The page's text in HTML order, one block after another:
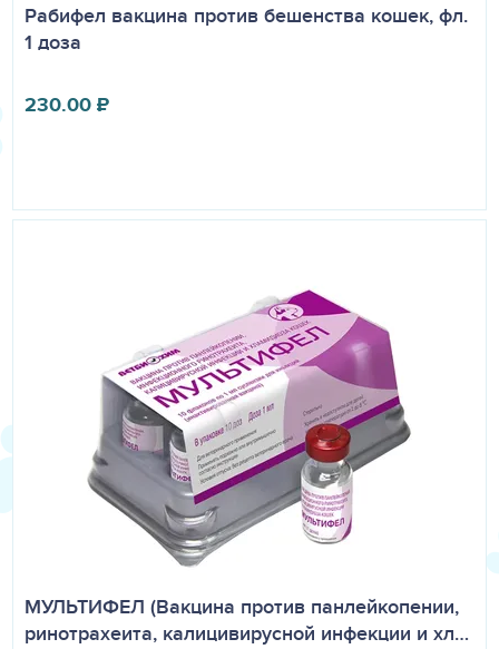
Рабифел вакцина против бешенства кошек, фл.
1 доза
230.00₽
МУЛЬТИФЕЛ (Вакцина против панлейкопении,
ринотрахеита, калицивирусной инфекции и хл…